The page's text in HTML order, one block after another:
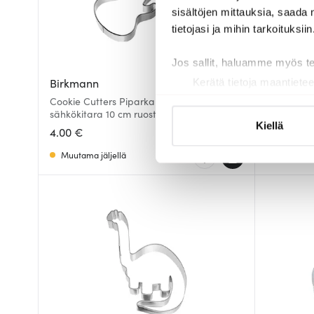
sisältöjen mittauksia, saada
tietojasi ja mihin tarkoituksiin.
Jos sallit, haluamme myös
Kerätä tietoja
Käytämme evästeitä
olet antanut heille tai joita
Kiellä
Birkmann
Cookie Cutters Piparkakkumuotti
sähkökitara 10 cm ruostumatonta terästä
4.00 €
Muutama jäljellä
7.99 €